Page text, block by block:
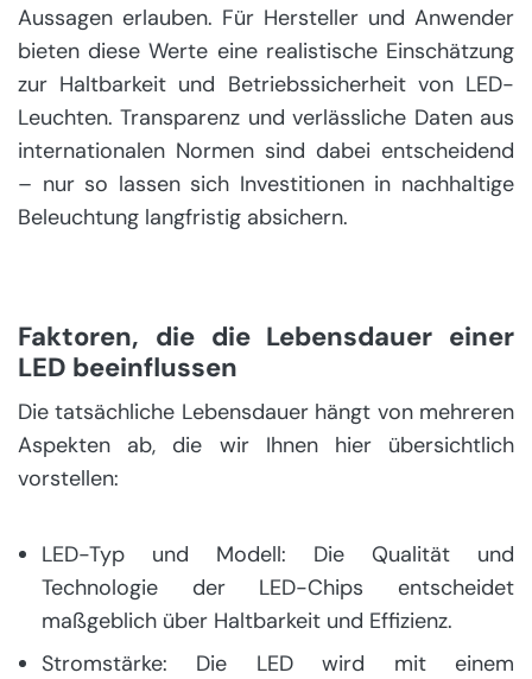
Aussagen erlauben. Für Hersteller und Anwender
bieten diese Werte eine realistische Einschätzung
zur Haltbarkeit und Betriebssicherheit von LED-
Leuchten. Transparenz und verlässliche Daten aus
internationalen Normen sind dabei entscheidend
– nur so lassen sich Investitionen in nachhaltige
Beleuchtung langfristig absichern.
Faktoren, die die Lebensdauer einer
LED beeinflussen
Die tatsächliche Lebensdauer hängt von mehreren
Aspekten ab, die wir Ihnen hier übersichtlich
vorstellen:
LED-Typ und Modell: Die Qualität und
Technologie der LED-Chips entscheidet
maßgeblich über Haltbarkeit und Effizienz.
Stromstärke: Die LED wird mit einem